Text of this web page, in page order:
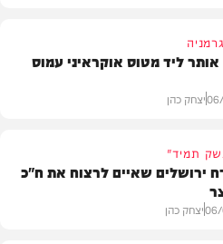
ליד מטוס אוקראיני עמוס
יצחק כהן
תמיד"
ירושלים שאיים לרצוח את ח"כ
יצחק כהן